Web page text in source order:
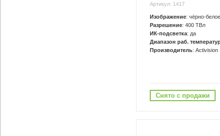
Артикул: 1417
Изображение: чёрно-белое
Разрешение: 400 ТВл
ИК-подсветка: да
Диапазон раб.
Производитель: Activision
Снято с продажи